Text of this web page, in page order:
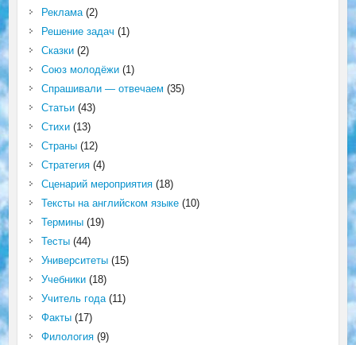
Реклама(2)
Решение задач (1)
Сказки(2)
Союз молодёжи(1)
Спрашивали — отвечаем (35)
Статьи(43)
Стихи(13)
Страны(12)
Стратегия(4)
Сценарий мероприятия(18)
Тексты на английском языке(10)
Термины(19)
Тесты(44)
Университеты(15)
Учебники(18)
Учитель года(11)
Факты(17)
Филология(9)